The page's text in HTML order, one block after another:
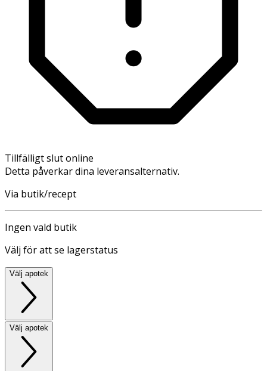
Tillfälligt slut online
Detta påverkar dina leveransalternativ.
Via butik/recept
Ingen vald butik
Välj för att se lagerstatus
Välj apotek
Välj apotek